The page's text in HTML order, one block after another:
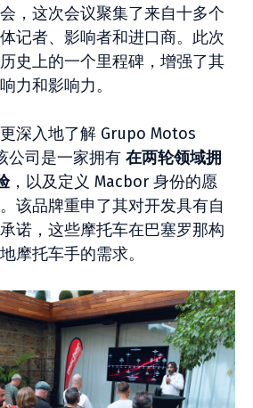
，这次会议聚集了来自十多个
记者、影响者和进口商。此次
史上的一个里程碑，增强了其
力和影响力。
深入地了解 Grupo Motos
公司是一家拥有 在两轮领域拥
，以及定义 Macbor 身份的愿
该品牌重申了其对开发具有自
诺，这些摩托车在巴塞罗那构
摩托车手的需求。